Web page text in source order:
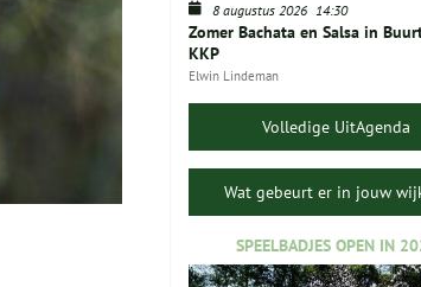
8 augustus 2026 14:30
Zomer Bachata en Salsa in
KKP
Elwin Lindeman
Volledige UitAgenda
Wat gebeurt er in jouw
SPEELBADJES OPEN IN